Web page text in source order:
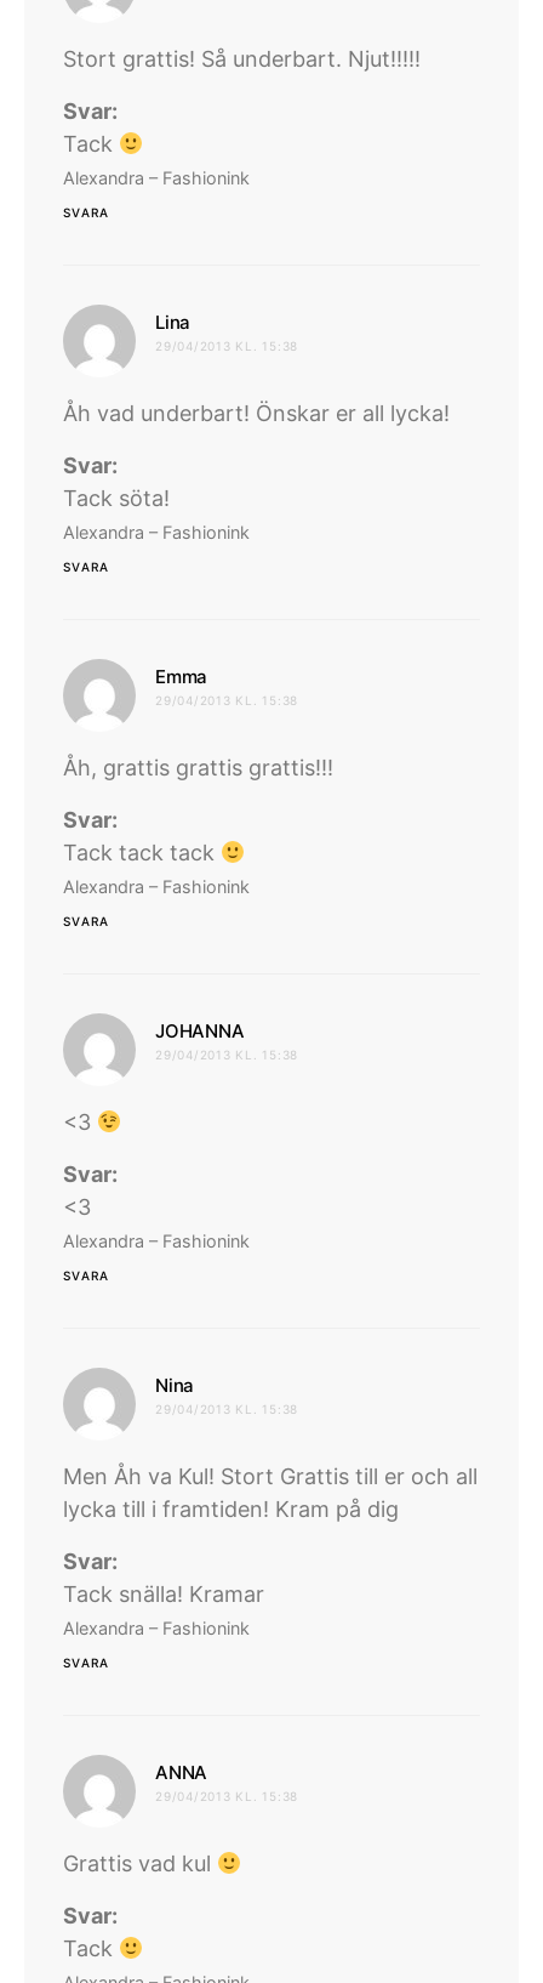
Stort grattis! Så underbart. Njut!!!!!
Svar:
Tack
Alexandra – Fashionink
SVARA
Lina
29/04/2013 KL. 15:38
Åh vad underbart! Önskar er all lycka!
Svar:
Tack söta!
Alexandra – Fashionink
SVARA
Emma
29/04/2013 KL. 15:38
Åh, grattis grattis grattis!!!
Svar:
Tack tack tack
Alexandra – Fashionink
SVARA
JOHANNA
29/04/2013 KL. 15:38
<3
Svar:
<3
Alexandra – Fashionink
SVARA
Nina
29/04/2013 KL. 15:38
Men Åh va Kul! Stort Grattis till er och all
lycka till i framtiden! Kram på dig
Svar:
Tack snälla! Kramar
Alexandra – Fashionink
SVARA
ANNA
29/04/2013 KL. 15:38
Grattis vad kul
Svar:
Tack